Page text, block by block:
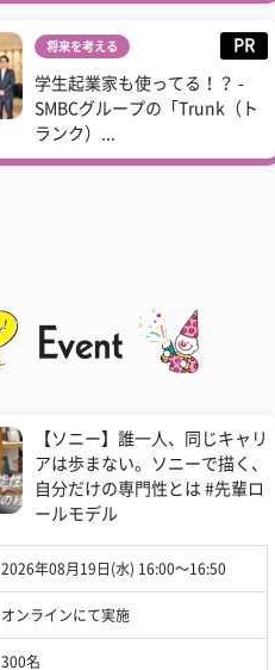
将来を考える PR
学生起業家も使ってる！？ -
SMBCグループの「Trunk（ト
ランク）...
【ソニー】誰一人、同じキャリ
アは歩まない。ソニーで描く、
自分だけの専門性とは #先輩ロ
ールモデル
2026年08月19日(水) 16:00〜16:50
オンラインにて実施
300名